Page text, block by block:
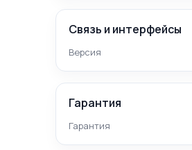
Связь и интерфейсы
Версия
Гарантия
Гарантия